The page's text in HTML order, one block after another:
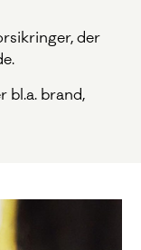
der
bl.a. brand,